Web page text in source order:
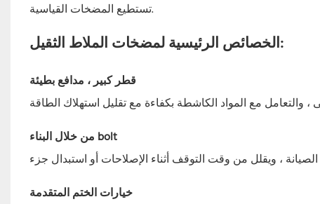
تستطيع المضخات القياسية.
الخصائص الرئيسية لمضخات الملاط الثقيل:
قطر كبير ، مدافع بطيئة
من خلال البناء bolt
خيارات الختم المتقدمة